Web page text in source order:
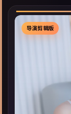
导演剪辑版